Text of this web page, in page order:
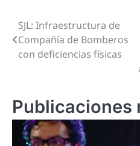
Navegación
de
SJL: Infraestructura de
Compañía de Bomberos
con deficiencias físicas
Publicaciones